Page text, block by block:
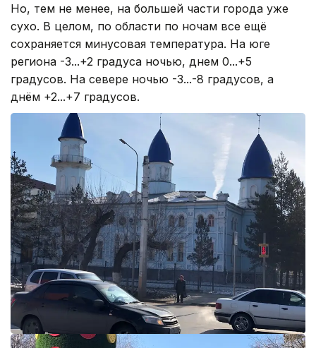
Но, тем не менее, на большей части города уже
сухо. В целом, по области по ночам все ещё
сохраняется минусовая температура. На юге
региона -3...+2 градуса ночью, днем 0...+5
градусов. На севере ночью -3...-8 градусов, а
днём +2...+7 градусов.